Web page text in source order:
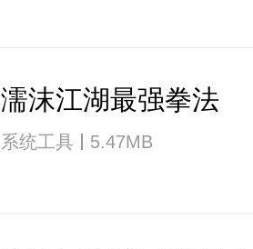
濡沫江湖最强拳法
系统工具 5.47MB